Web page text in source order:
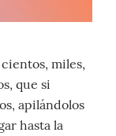
miles,
que si
apilándolos
hasta la